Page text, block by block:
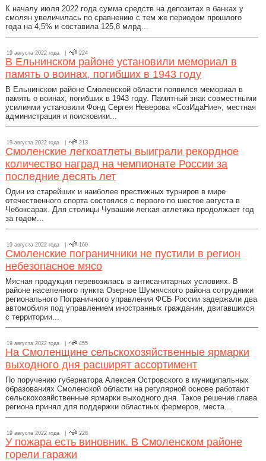
К началу июля 2022 года сумма средств на депозитах в банках у
смолян увеличилась по сравнению с тем же периодом прошлого
года на 4,5% и составила 125,8 млрд...
19 августа 2022 года | 224
В Ельнинском районе установили мемориал в
память о воинах, погибших в 1943 году
В Ельнинском районе Смоленской области появился мемориал в
память о воинах, погибших в 1943 году. Памятный знак совместными
усилиями установили Фонд Сергея Неверова «СозИдаНие», местная
администрация и поисковики...
19 августа 2022 года | 213
Смоленские легкоатлеты выиграли рекордное
количество наград на чемпионате России за
последние десять лет
Один из старейших и наиболее престижных турниров в мире
отечественного спорта состоялся с первого по шестое августа в
Чебоксарах. Для столицы Чувашии легкая атлетика продолжает год
за годом...
19 августа 2022 года | 160
Смоленские пограничники не пустили в регион
небезопасное мясо
Мясная продукция перевозилась в антисанитарных условиях. В
районе населенного пункта Озерное Шумячского района сотрудники
регионального Пограничного управления ФСБ России задержали два
автомобиля под управлением иностранных гражданин, двигавшихся
с территории...
19 августа 2022 года | 455
На Смоленщине сельскохозяйственные ярмарки
выходного дня расширят ассортимент
По поручению губернатора Алексея Островского в муниципальных
образованиях Смоленской области на регулярной основе работают
сельскохозяйственные ярмарки выходного дня. Такое решение глава
региона принял для поддержки областных фермеров, места...
19 августа 2022 года | 228
У пожара есть виновник. В Смоленском районе
горели гаражи